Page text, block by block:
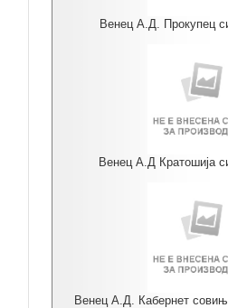
Венец А.Д. Прокупец
Венец А.Д Кратошија
Венец А.Д. Кабернет